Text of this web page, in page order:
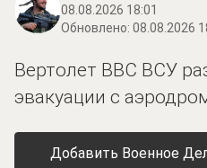
08.08.2026 18:01
Обновлено: 08.08.2026
Вертолет ВВС ВСУ
эвакуации с
Добавить Военное